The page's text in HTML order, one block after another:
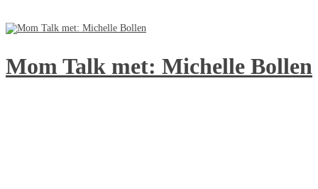
Mom Talk met: Michelle Bollen